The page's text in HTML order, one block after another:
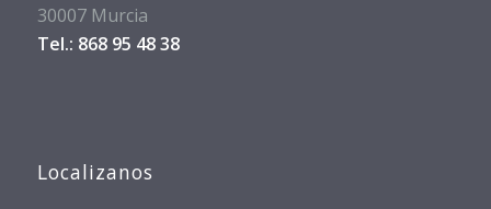
30007 Murcia
Tel.: 868 95 48 38
Localizanos